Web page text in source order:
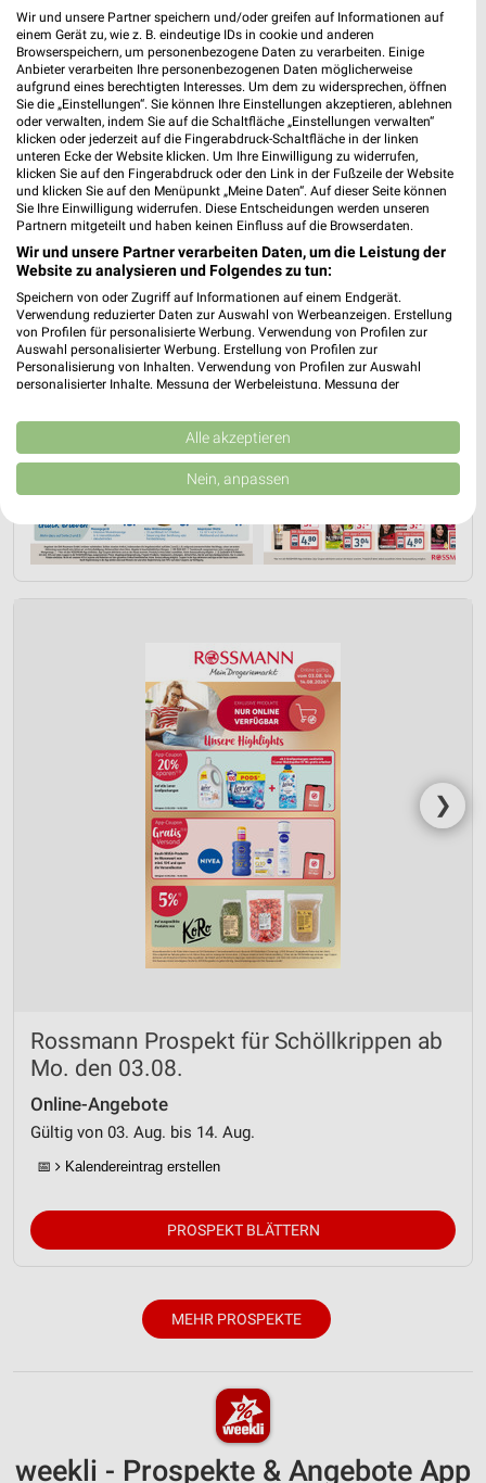
PROSPEKT BLÄTTERN
WELLNESS FÜR ZUHAUSE BABY & SCHWANGERSCHAFT FITNESS
❯
Rossmann Prospekt für Schöllkrippen ab
Mo. den 03.08.
Online-Angebote
Gültig von 03. Aug. bis 14. Aug.
📅 Kalendereintrag erstellen
PROSPEKT BLÄTTERN
MEHR PROSPEKTE
weekli - Prospekte & Angebote App
Wir und unsere Partner speichern und/oder greifen auf Informationen auf
einem Gerät zu, wie z. B. eindeutige IDs in cookie und anderen
Browserspeichern, um personenbezogene Daten zu verarbeiten. Einige
Anbieter verarbeiten Ihre personenbezogenen Daten möglicherweise
aufgrund eines berechtigten Interesses. Um dem zu widersprechen, öffnen
Sie die „Einstellungen“. Sie können Ihre Einstellungen akzeptieren, ablehnen
oder verwalten, indem Sie auf die Schaltfläche „Einstellungen verwalten“
klicken oder jederzeit auf die Fingerabdruck-Schaltfläche in der linken
unteren Ecke der Website klicken. Um Ihre Einwilligung zu widerrufen,
klicken Sie auf den Fingerabdruck oder den Link in der Fußzeile der Website
und klicken Sie auf den Menüpunkt „Meine Daten“. Auf dieser Seite können
Sie Ihre Einwilligung widerrufen. Diese Entscheidungen werden unseren
Partnern mitgeteilt und haben keinen Einfluss auf die Browserdaten.
Wir und unsere Partner verarbeiten Daten, um die Leistung der
Website zu analysieren und Folgendes zu tun:
Speichern von oder Zugriff auf Informationen auf einem Endgerät.
Verwendung reduzierter Daten zur Auswahl von Werbeanzeigen. Erstellung
von Profilen für personalisierte Werbung. Verwendung von Profilen zur
Auswahl personalisierter Werbung. Erstellung von Profilen zur
Personalisierung von Inhalten. Verwendung von Profilen zur Auswahl
personalisierter Inhalte. Messung der Werbeleistung. Messung der
Kombinationen von Daten aus verschiedenen Quellen. Entwicklung und
Verbesserung der Angebote. Verwendung reduzierter Daten zur Auswahl
von Inhalten.
Daten können außerhalb der Europäischen Union weitergegeben und in die
USA gesendet werden.
Website/App.
Partnerliste anzeigen (1 IAB-Anbieter)
Verwendung reduzierter Daten zur Auswahl von
Erstellung von Profilen für personalisierte
Verwendung von Profilen zur Auswahl
personalisierter Werbung
Erstellung von Profilen zur Personalisierung
Verwendung von Profilen zur Auswahl
Messung der Performance von Inhalten
Analyse von Zielgruppen durch Statistiken oder
Kombinationen von Daten aus verschiedenen
Verwendung reduzierter Daten zur Auswahl von
Verwendung genauer Standortdaten
Informationen identifizieren
Notwendig
Alle akzeptieren
Nein, anpassen